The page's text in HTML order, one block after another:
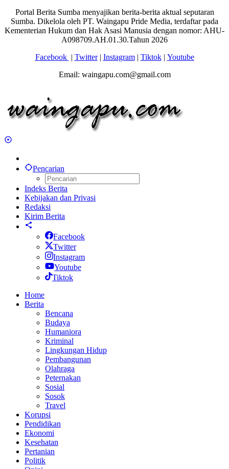
Portal Berita Sumba menyajikan berita-berita aktual seputaran
Sumba. Dikelola oleh PT. Waingapu Pride Media, terdaftar pada
Kementerian Hukum dan Hak Asasi Manusia dengan nomor: AHU-
A098709.AH.01.30.Tahun 2026
Facebook | Twitter| Instagram| Tiktok| Youtube
Email: waingapu.com@gmail.com
Pencarian
Indeks Berita
Kebijakan dan Privasi
Redaksi
Kirim Berita
Facebook
Twitter
Instagram
Youtube
Tiktok
Home
Berita
Bencana
Budaya
Humaniora
Kriminal
Lingkungan Hidup
Pembangunan
Olahraga
Peternakan
Sosial
Sosok
Travel
Korupsi
Pendidikan
Ekonomi
Kesehatan
Pertanian
Politik